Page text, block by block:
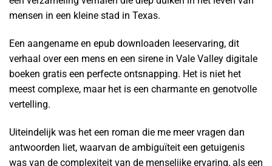
mensen in een kleine stad in Texas.
Een aangename en epub downloaden leeservaring, dit
verhaal over een mens en een sirene in Vale Valley digitale
boeken gratis een perfecte ontsnapping. Het is niet het
meest complexe, maar het is een charmante en genotvolle
vertelling.
Uiteindelijk was het een roman die me meer vragen dan
antwoorden liet, waarvan de ambiguïteit een getuigenis
was van de complexiteit van de menselijke ervaring, als een